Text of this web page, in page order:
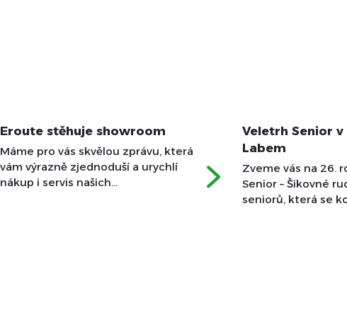
Eroute stěhuje showroom
Máme pro vás skvělou zprávu, která
vám výrazně zjednoduší a urychlí
nákup i servis našich
Veletrh Senior v
Labem
Zveme vás na 26.
Senior – Šikovné
seniorů, která se